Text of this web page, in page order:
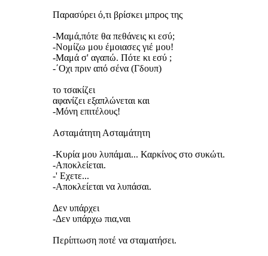
Παρασύρει ό,τι βρίσκει μπρος της
-Μαμά,πότε θα πεθάνεις κι εσύ;
-Nομίζω μου έμοιασες γιέ μου!
-Μαμά σ' αγαπώ. Πότε κι εσύ ;
-΄Οχι πριν από σένα (Γδουπ)
το τσακίζει
αφανίζει εξαπλώνεται και
-Μόνη επιτέλους!
Ασταμάτητη Ασταμάτητη
-Κυρία μου λυπάμαι... Καρκίνος στο συκώτι.
-Αποκλείεται.
-' Εχετε...
-Αποκλείεται να λυπάσαι.
Δεν υπάρχει
-Δεν υπάρχω πια,ναι
Περίπτωση ποτέ να σταματήσει.